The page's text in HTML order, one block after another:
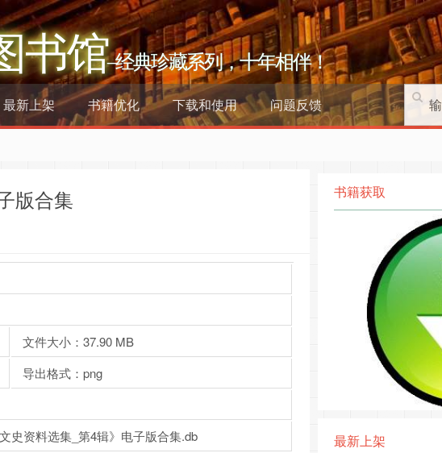
书馆–经典珍藏系列，十年相伴！
最新上架 书籍优化 下载和使用 问题反馈
版合集
文件大小：37.90 MB
导出格式：png
史资料选集_第4辑》电子版合集.db
书籍获取
最新上架